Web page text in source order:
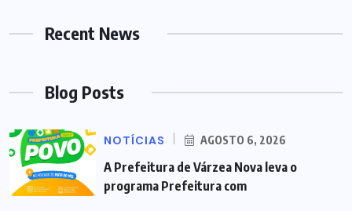
Recent News
Blog Posts
NOTÍCIAS AGOSTO 6, 2026
A Prefeitura de Várzea Nova leva o
programa Prefeitura com